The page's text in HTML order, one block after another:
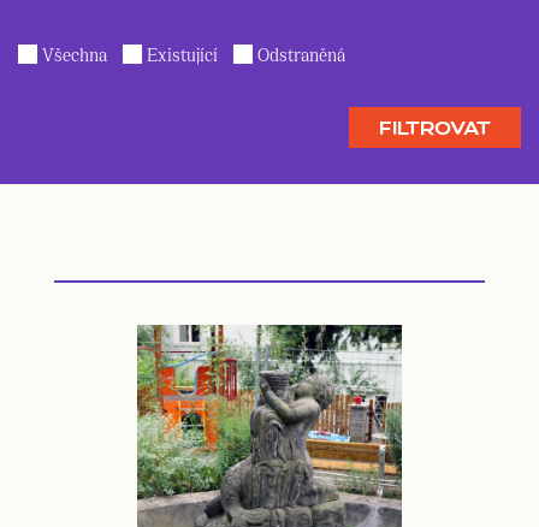
Všechna Existující Odstraněná
FILTROVAT